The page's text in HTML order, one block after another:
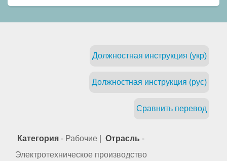
Должностная инструкция (укр)
Должностная инструкция (рус)
Сравнить перевод
Категория - Рабочие | Отрасль -
Электротехническое производство